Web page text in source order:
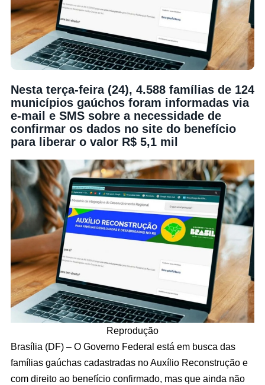
Nesta terça-feira (24), 4.588 famílias de 124
municípios gaúchos foram informadas via
e-mail e SMS sobre a necessidade de
confirmar os dados no site do benefício
para liberar o valor R$ 5,1 mil
Reprodução
Brasília (DF) – O Governo Federal está em busca das
famílias gaúchas cadastradas no Auxílio Reconstrução e
com direito ao benefício confirmado, mas que ainda não